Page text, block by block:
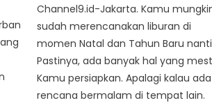
Channel9.id-Jakarta. Kamu
sudah merencanakan liburan di
momen Natal dan Tahun Baru
Pastinya, ada banyak hal yang
Kamu persiapkan. Apalagi kalau ada
rencana bermalam di tempat lain.